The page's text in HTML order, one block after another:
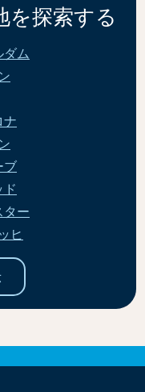
を探索する
ダム
ナ
ブ
ター
ヒ